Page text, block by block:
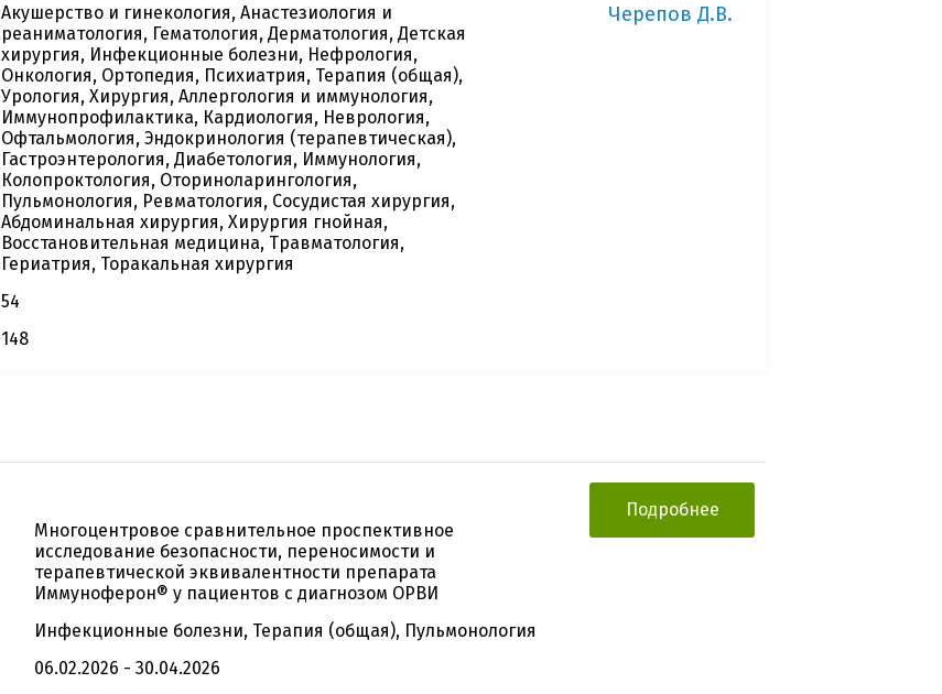
Акушерство и гинекология, Анастезиология и
реаниматология, Гематология, Дерматология, Детская
хирургия, Инфекционные болезни, Нефрология,
Онкология, Ортопедия, Психиатрия, Терапия (общая),
Урология, Хирургия, Аллергология и иммунология,
Иммунопрофилактика, Кардиология, Неврология,
Офтальмология, Эндокринология (терапевтическая),
Гастроэнтерология, Диабетология, Иммунология,
Колопроктология, Оториноларингология,
Пульмонология, Ревматология, Сосудистая хирургия,
Абдоминальная хирургия, Хирургия гнойная,
Восстановительная медицина, Травматология,
Гериатрия, Торакальная хирургия
54
148
Черепов Д.В.
Многоцентровое сравнительное проспективное
исследование безопасности, переносимости и
терапевтической эквивалентности препарата
Иммуноферон® у пациентов с диагнозом ОРВИ
Инфекционные болезни, Терапия (общая), Пульмонология
06.02.2026 - 30.04.2026
Подробнее